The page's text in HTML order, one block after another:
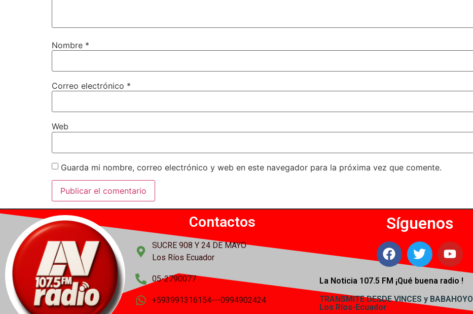
Nombre *
Correo electrónico *
Web
Guarda mi nombre, correo electrónico y web en este navegador para la próxima vez que comente.
Contactos
SUCRE 908 Y 24 DE MAYO
Los Ríos Ecuador
05-2790077
+593991316154---0994902424
Síguenos
La Noticia 107.5 FM ¡Qué buena radio !
TRANSMITE DESDE VINCES y BABAHOYO
Los Ríos-Ecuador